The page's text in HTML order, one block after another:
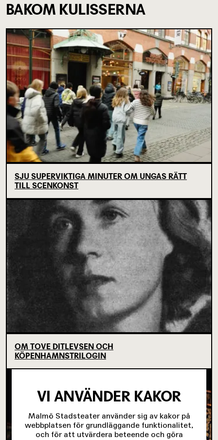
BAKOM KULISSERNA
SJU SUPERVIKTIGA MINUTER OM UNGAS RÄTT
TILL SCENKONST
OM TOVE DITLEVSEN OCH
KÖPENHAMNSTRILOGIN
VI ANVÄNDER KAKOR
Malmö Stadsteater använder sig av kakor på
webbplatsen för grundläggande funktionalitet,
och för att utvärdera beteende och göra